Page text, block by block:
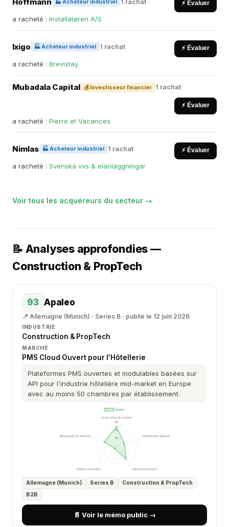
🏭 Acheteur industriel 1 rachat ⚡ Évaluer
a racheté : Installatøren A/S
Ixigo 🏭 Acheteur industriel 1 rachat ⚡ Évaluer
a racheté : Brevistay
Mubadala Capital 💰 Investisseur financier 1 rachat
⚡ Évaluer
a racheté : Pierre et Vacances
Nimlas 🏭 Acheteur industriel 1 rachat ⚡ Évaluer
a racheté : Svenska vvs & elanläggningar
Voir tous les acquéreurs du secteur →
📝 Analyses approfondies —
Construction & PropTech
93 Apaleo
📍 Allemagne (Munich) · Series B · publié le 12 juin 2026
INDUSTRIE
Construction & PropTech
MARCHÉ
PMS Cloud Ouvert pour l'Hôtellerie
Plateformes PMS ouvertes et modulables basées sur
API pour l'industrie hôtelière mid-market en Europe
avec au moins 50 chambres par établissement.
Allemagne (Munich) Series B
Construction & PropTech
B2B
📄 Voir le mémo public →